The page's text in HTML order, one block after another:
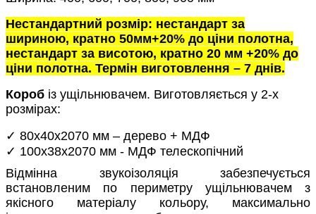
Нестандартний розмір: нестандарт за
шириною, кратно 50мм+20% до ціни полотна,
нестандарт за висотою, кратно 20 мм +20% до
ціни полотна. Термін виготовлення – 7 днів.
Короб із ущільнювачем. Виготовляється у 2-х
розмірах:
✓ 80х40х2070 мм – дерево + МДФ
✓ 100х38х2070 мм - МДФ телескопічний
Відмінна звукоізоляція забезпечується
встановленим по периметру ущільнювачем з
якісного матеріалу кольору, максимально